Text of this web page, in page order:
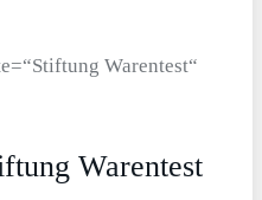
Warentest“
Warentest